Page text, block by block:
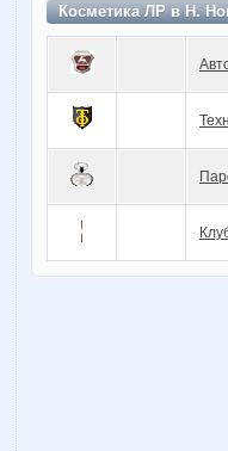
Косметика ЛР в Н.